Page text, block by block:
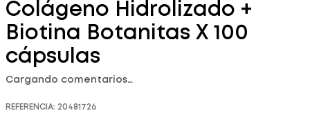
Colágeno Hidrolizado +
Biotina Botanitas X 100
cápsulas
Cargando comentarios…
REFERENCIA: 20481726